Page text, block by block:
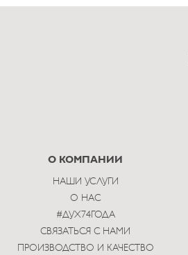
О КОМПАНИИ
НАШИ УСЛУГИ
О НАС
#ДУХ74ГОДА
СВЯЗАТЬСЯ С НАМИ
ПРОИЗВОДСТВО И КАЧЕСТВО